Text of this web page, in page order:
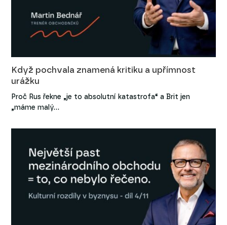
Když pochvala znamená kritiku a upřímnost
urážku
Proč Rus řekne „je to absolutní katastrofa“ a Brit jen
„máme malý…